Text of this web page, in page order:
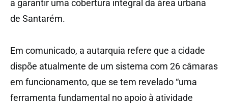
a garantir uma cobertura integral da área urbana
de Santarém.
Em comunicado, a autarquia refere que a cidade
dispõe atualmente de um sistema com 26 câmaras
em funcionamento, que se tem revelado “uma
ferramenta fundamental no apoio à atividade